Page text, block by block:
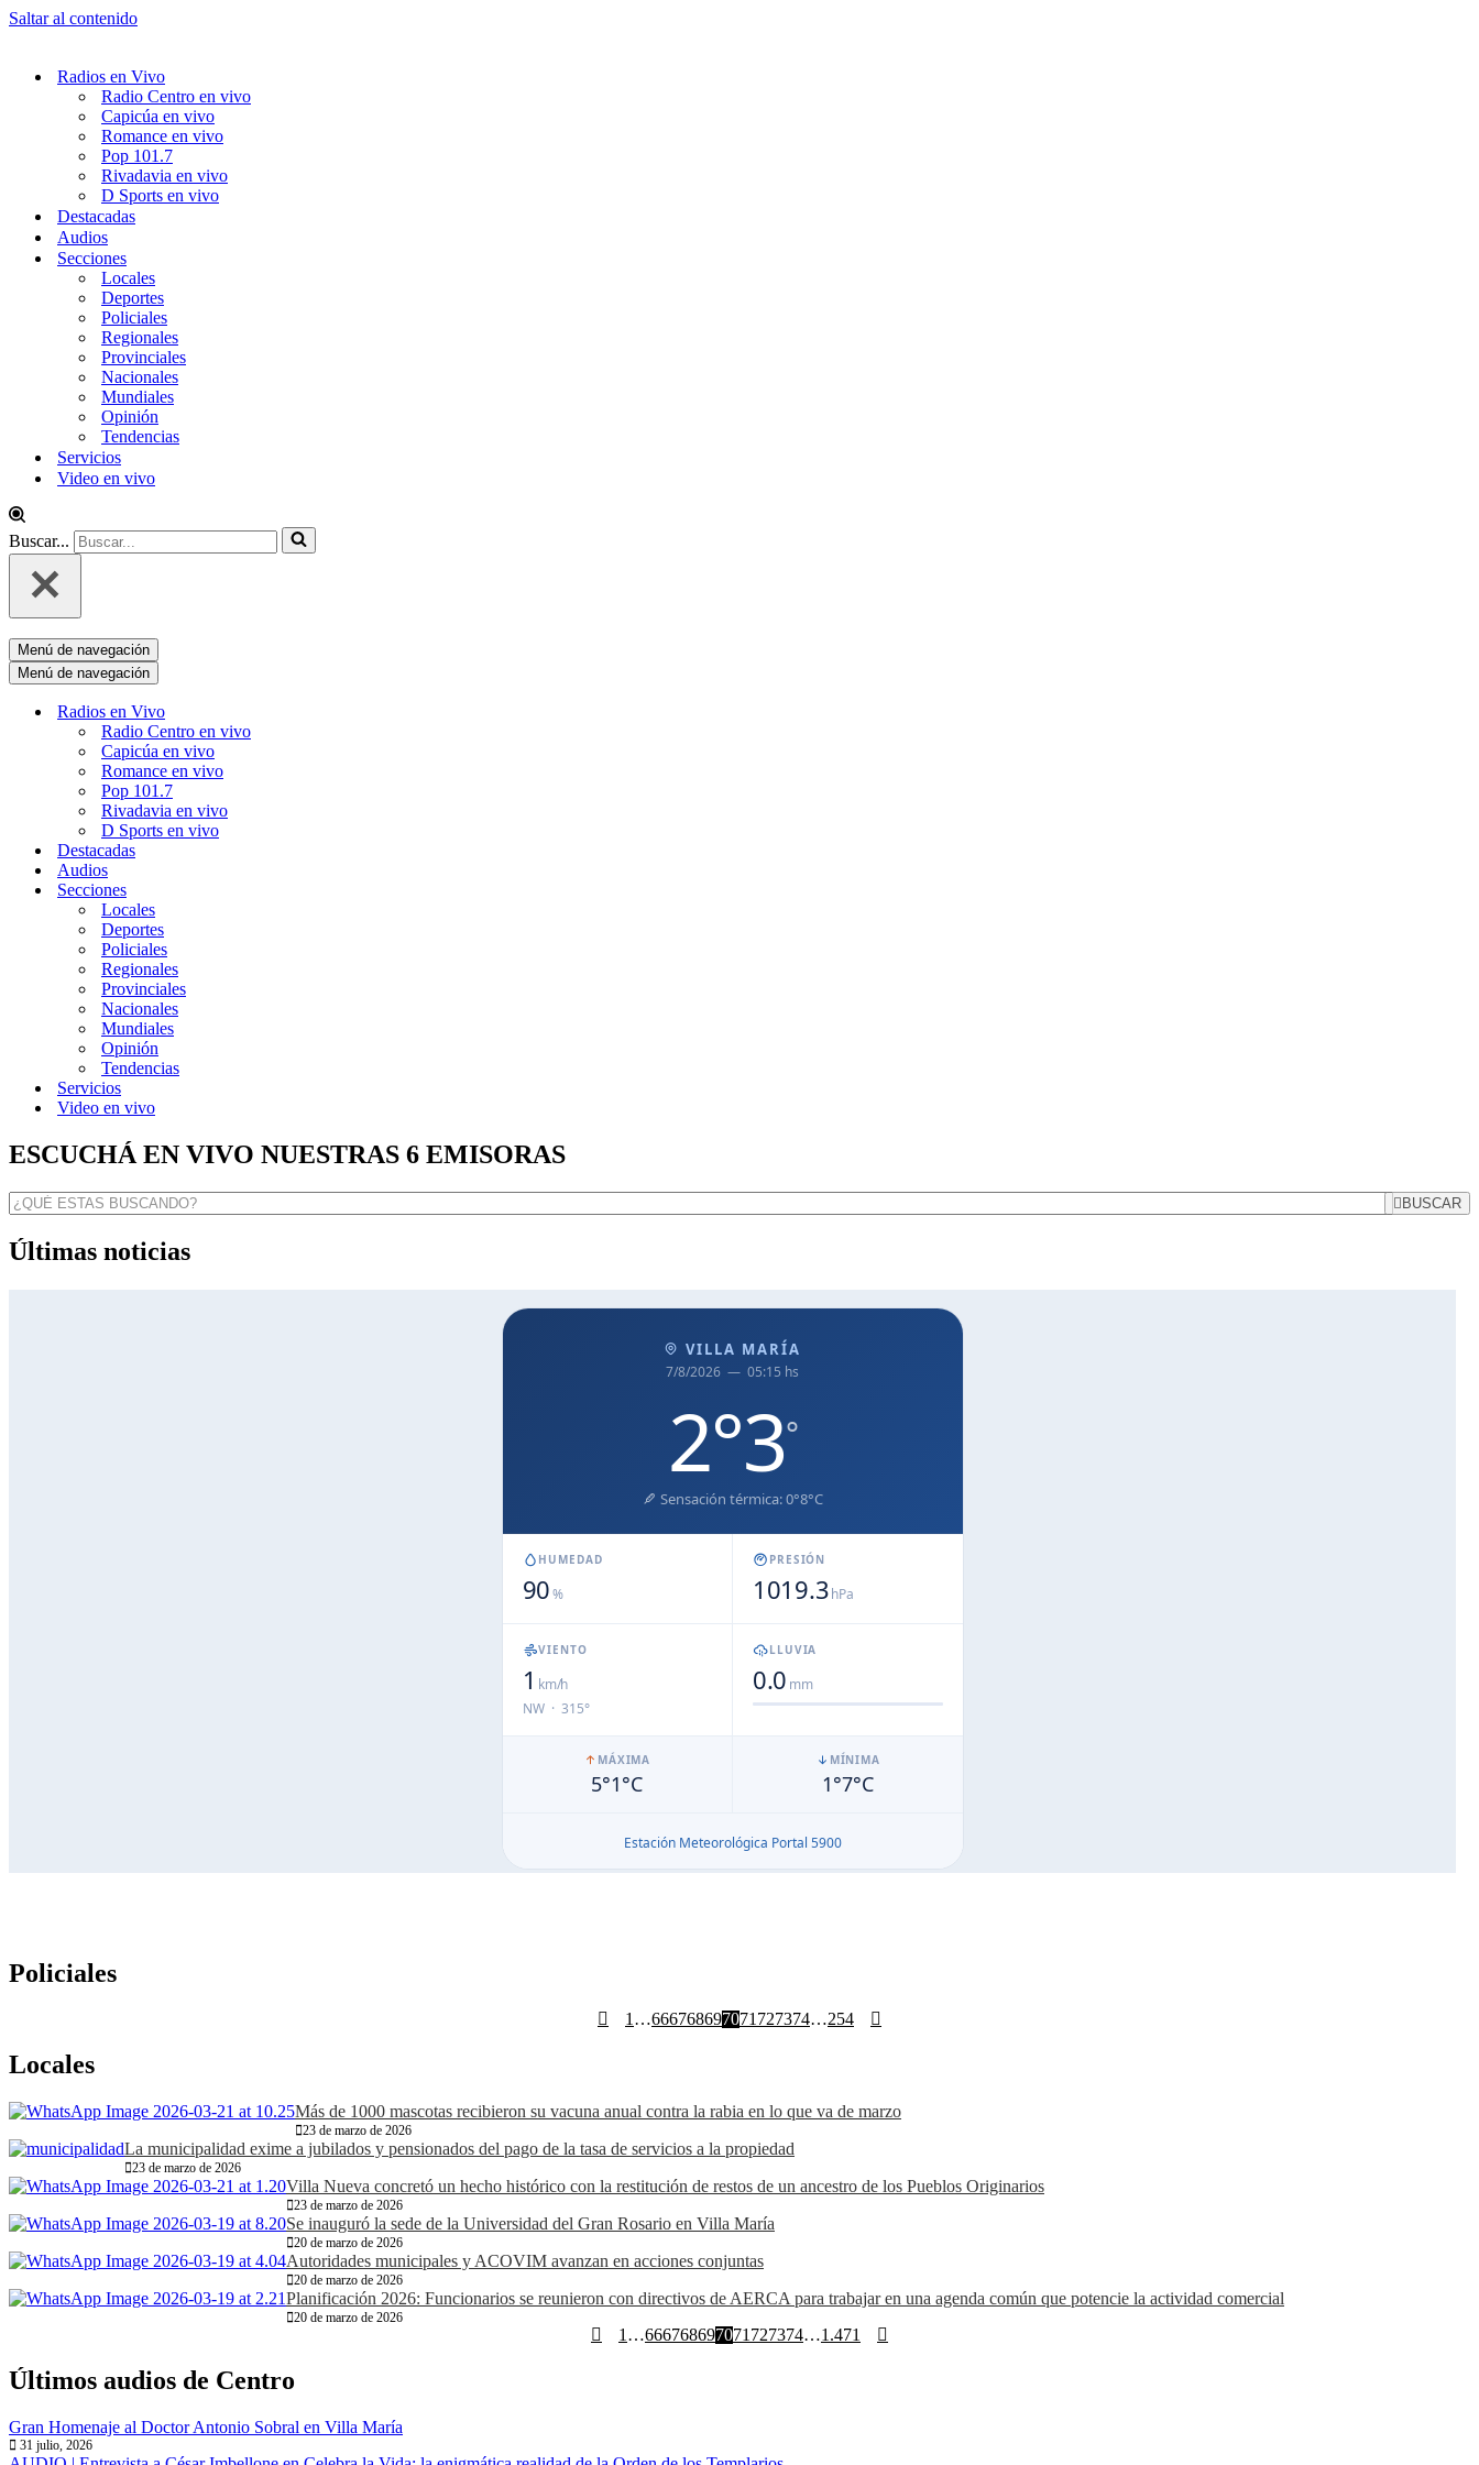
Saltar al contenido
Radios en Vivo
Radio Centro en vivo
Capicúa en vivo
Romance en vivo
Pop 101.7
Rivadavia en vivo
D Sports en vivo
Destacadas
Audios
Secciones
Locales
Deportes
Policiales
Regionales
Provinciales
Nacionales
Mundiales
Opinión
Tendencias
Servicios
Video en vivo
Buscar...
Menú de navegación
Menú de navegación
Radios en Vivo
Radio Centro en vivo
Capicúa en vivo
Romance en vivo
Pop 101.7
Rivadavia en vivo
D Sports en vivo
Destacadas
Audios
Secciones
Locales
Deportes
Policiales
Regionales
Provinciales
Nacionales
Mundiales
Opinión
Tendencias
Servicios
Video en vivo
ESCUCHÁ EN VIVO NUESTRAS 6 EMISORAS
BUSCAR
Últimas noticias
Policiales
1…666768697071727374…254
Locales
Más de 1000 mascotas recibieron su vacuna anual contra la rabia en lo que va de marzo
23 de marzo de 2026
La municipalidad exime a jubilados y pensionados del pago de la tasa de servicios a la propiedad
23 de marzo de 2026
Villa Nueva concretó un hecho histórico con la restitución de restos de un ancestro de los Pueblos Originarios
23 de marzo de 2026
Se inauguró la sede de la Universidad del Gran Rosario en Villa María
20 de marzo de 2026
Autoridades municipales y ACOVIM avanzan en acciones conjuntas
20 de marzo de 2026
Planificación 2026: Funcionarios se reunieron con directivos de AERCA para trabajar en una agenda común que potencie la actividad comercial
20 de marzo de 2026
1 …666768697071 727374…1.471
Últimos audios de Centro
Gran Homenaje al Doctor Antonio Sobral en Villa María
31 julio, 2026